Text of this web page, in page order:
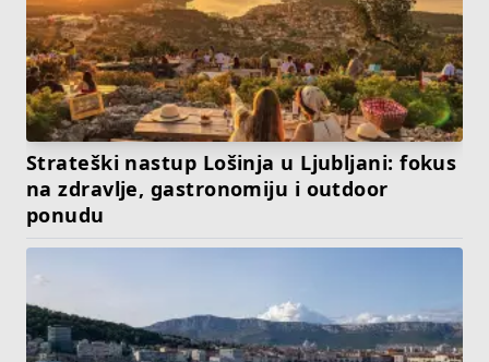
Strateški nastup Lošinja u Ljubljani: fokus
na zdravlje, gastronomiju i outdoor
ponudu